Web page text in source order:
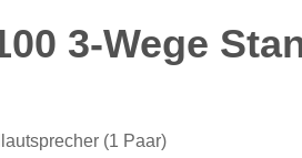
3-Wege